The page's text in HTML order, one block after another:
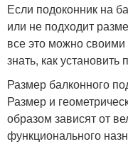
Если подоконник на
или не подходит
все это можно
знать, как
Размер балконного
Размер и
образом зависят от
функционального